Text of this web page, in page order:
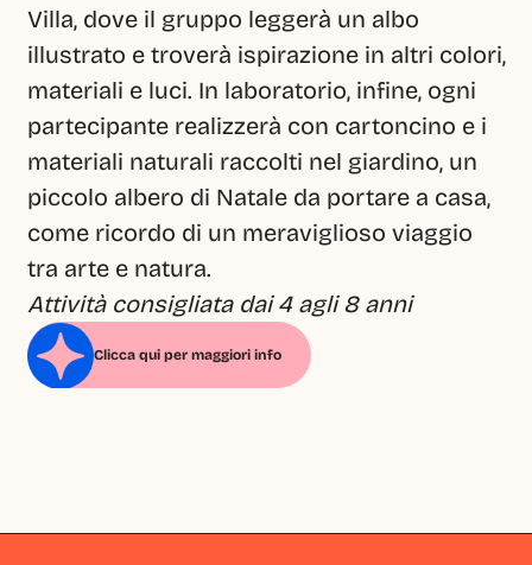
Villa, dove il gruppo leggerà un albo
illustrato e troverà ispirazione in altri colori,
materiali e luci. In laboratorio, infine, ogni
partecipante realizzerà con cartoncino e i
materiali naturali raccolti nel giardino, un
piccolo albero di Natale da portare a casa,
come ricordo di un meraviglioso viaggio
tra arte e natura.
Attività consigliata dai 4 agli 8 anni
Clicca qui per maggiori info